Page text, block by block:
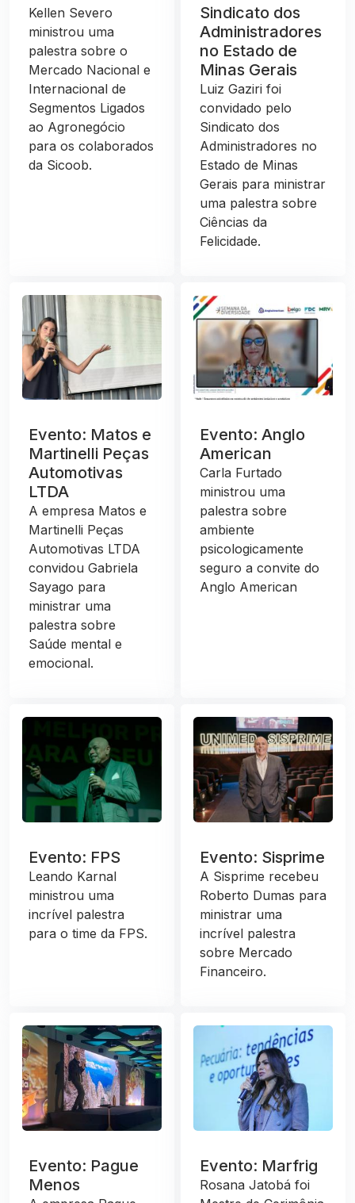
Kellen Severo
ministrou uma
palestra sobre o
Mercado Nacional e
Internacional de
Segmentos Ligados
ao Agronegócio
para os colaborados
da Sicoob.
Sindicato dos
Administradores
no Estado de
Minas Gerais
Luiz Gaziri foi
convidado pelo
Sindicato dos
Administradores no
Estado de Minas
Gerais para ministrar
uma palestra sobre
Ciências da
Felicidade.
Evento: Matos e
Martinelli Peças
Automotivas
LTDA
A empresa Matos e
Martinelli Peças
Automotivas LTDA
convidou Gabriela
Sayago para
ministrar uma
palestra sobre
Saúde mental e
emocional.
Evento: Anglo
American
Carla Furtado
ministrou uma
palestra sobre
ambiente
psicologicamente
seguro a convite do
Anglo American
Evento: FPS
Leando Karnal
ministrou uma
incrível palestra
para o time da FPS.
Evento: Sisprime
A Sisprime recebeu
Roberto Dumas para
ministrar uma
incrível palestra
sobre Mercado
Financeiro.
Evento: Pague
Menos
Evento: Marfrig
Rosana Jatobá foi